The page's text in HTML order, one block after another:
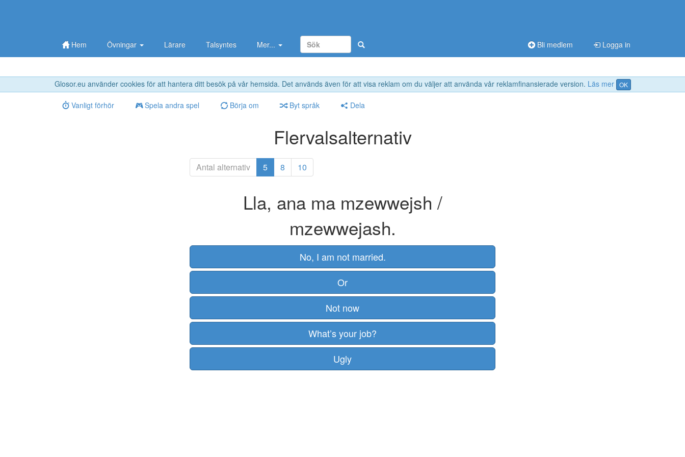
Glosor.eu använder cookies för att hantera ditt besök på vår hemsida. Det används även för att visa reklam om du väljer att använda vår reklamfinansierade version. Läs mer OK
Hem Övningar Lärare Talsyntes Mer... Bli medlem Logga in
Vanligt förhör Spela andra spel Börja om Byt språk Dela
Flervalsalternativ
Antal alternativ 5 8 10
Lla, ana ma mzewwejsh /
mzewwejash.
No, I am not married.
Or
Not now
What’s your job?
Ugly